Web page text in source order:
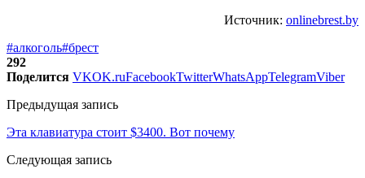
Источник: onlinebrest.by
#алкоголь#брест
292
Поделится VKOK.ruFacebookTwitterWhatsAppTelegramViber
Предыдущая запись
Эта клавиатура стоит $3400. Вот почему
Следующая запись